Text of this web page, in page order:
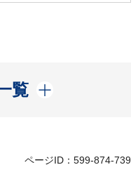
覧
ページID：599-874-739